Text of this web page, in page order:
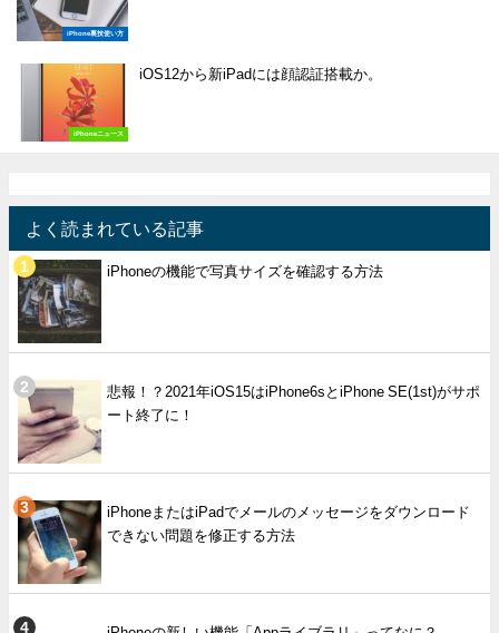
iPhone裏技使い方
iPhoneニュース
iOS12から新iPadには顔認証搭載か。
よく読まれている記事
iPhoneの機能で写真サイズを確認する方法
悲報！？2021年iOS15はiPhone6sとiPhone SE(1st)がサポ
ート終了に！
iPhoneまたはiPadでメールのメッセージをダウンロード
できない問題を修正する方法